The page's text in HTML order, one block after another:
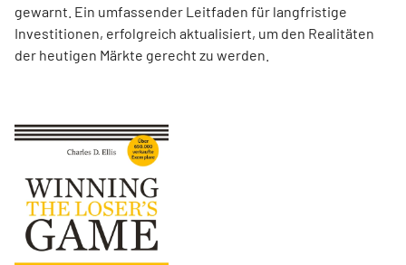
gewarnt. Ein umfassender Leitfaden für langfristige
Investitionen, erfolgreich aktualisiert, um den Realitäten
der heutigen Märkte gerecht zu werden.